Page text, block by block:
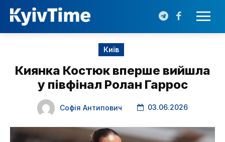
Київ
Киянка Костюк вперше вийшла
у півфінал Ролан Гаррос
Софія Антипович 03.06.2026